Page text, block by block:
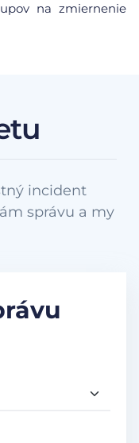
na zmiernenie
incident
správu a my